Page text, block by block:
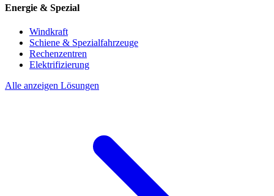
Energie & Spezial
Windkraft
Schiene & Spezialfahrzeuge
Rechenzentren
Elektrifizierung
Alle anzeigen Lösungen